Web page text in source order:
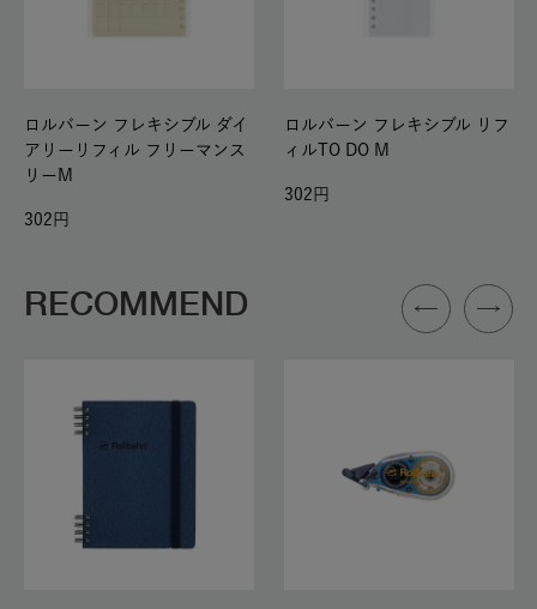
ロルバーン フレキシブル ダイ
アリーリフィル フリーマンス
リーM
302
ロルバーン フレキシブル リフ
ィルTO DO M
302
RECOMMEND